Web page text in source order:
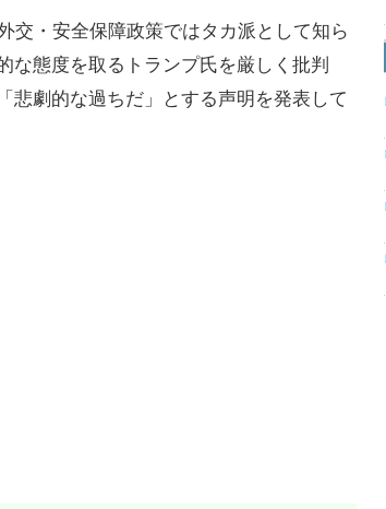
・安全保障政策ではタカ派として知ら
な態度を取るトランプ氏を厳しく批判
悲劇的な過ちだ」とする声明を発表して